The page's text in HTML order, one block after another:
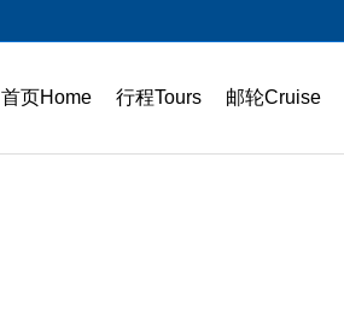
首页Home 行程Tours 邮轮Cruise